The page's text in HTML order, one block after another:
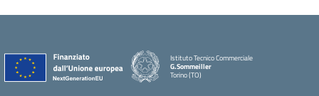
Istituto Tecnico Commerciale
G.Sommeiller
Torino (TO)